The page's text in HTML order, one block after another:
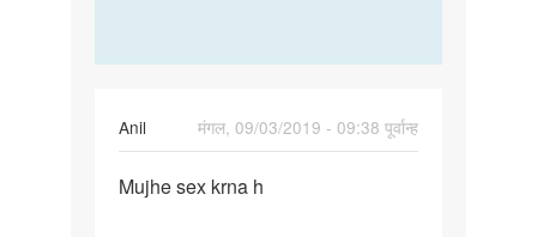
Anil
मंगल, 09/03/2019 - 09:38 पूर्वान्ह
Mujhe
Mujhe sex krna h